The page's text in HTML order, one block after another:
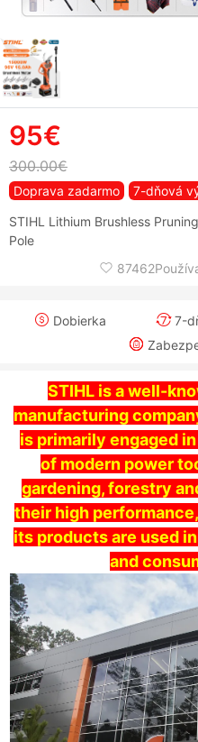
95€
300.00€
Doprava zadarmo
7-dňová
STIHL Lithium Brushless
Pole
Dobierka
7-
STIHL is a well-
manufacturing
is primarily engaged
of modern power
gardening, forestry
their high
its products are used
and